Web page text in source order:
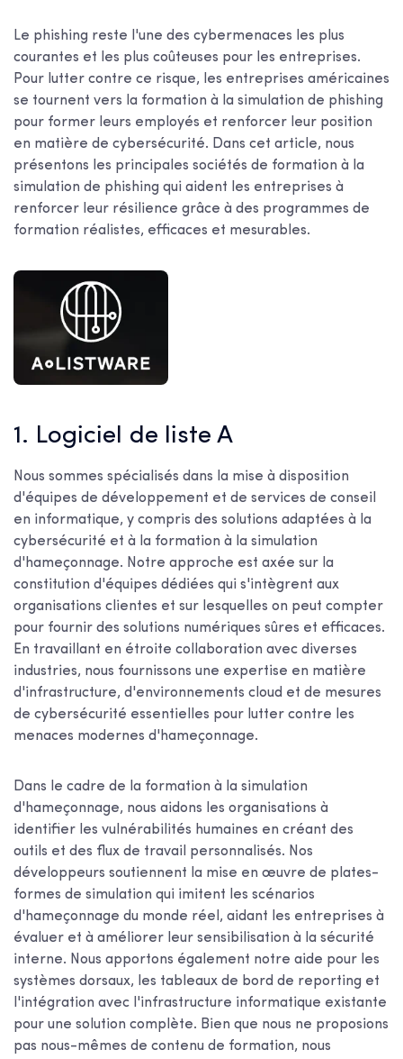
Le phishing reste l'une des cybermenaces les plus
courantes et les plus coûteuses pour les entreprises.
Pour lutter contre ce risque, les entreprises américaines
se tournent vers la formation à la simulation de phishing
pour former leurs employés et renforcer leur position
en matière de cybersécurité. Dans cet article, nous
présentons les principales sociétés de formation à la
simulation de phishing qui aident les entreprises à
renforcer leur résilience grâce à des programmes de
formation réalistes, efficaces et mesurables.
1. Logiciel de liste A
Nous sommes spécialisés dans la mise à disposition
d'équipes de développement et de services de conseil
en informatique, y compris des solutions adaptées à la
cybersécurité et à la formation à la simulation
d'hameçonnage. Notre approche est axée sur la
constitution d'équipes dédiées qui s'intègrent aux
organisations clientes et sur lesquelles on peut compter
pour fournir des solutions numériques sûres et efficaces.
En travaillant en étroite collaboration avec diverses
industries, nous fournissons une expertise en matière
d'infrastructure, d'environnements cloud et de mesures
de cybersécurité essentielles pour lutter contre les
menaces modernes d'hameçonnage.
Dans le cadre de la formation à la simulation
d'hameçonnage, nous aidons les organisations à
identifier les vulnérabilités humaines en créant des
outils et des flux de travail personnalisés. Nos
développeurs soutiennent la mise en œuvre de plates-
formes de simulation qui imitent les scénarios
d'hameçonnage du monde réel, aidant les entreprises à
évaluer et à améliorer leur sensibilisation à la sécurité
interne. Nous apportons également notre aide pour les
systèmes dorsaux, les tableaux de bord de reporting et
l'intégration avec l'infrastructure informatique existante
pour une solution complète. Bien que nous ne proposions
pas nous-mêmes de contenu de formation, nous